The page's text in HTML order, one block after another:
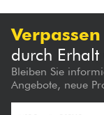
durch Erhalt
Bleiben Sie
Angebote, neue